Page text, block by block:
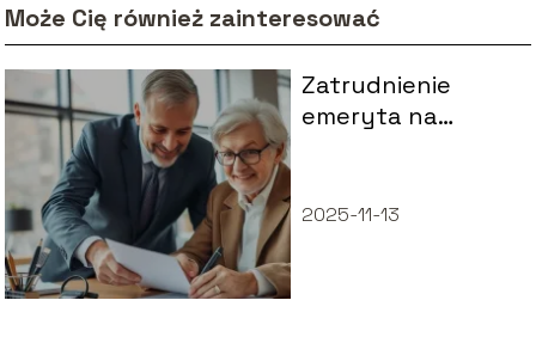
Może Cię również zainteresować
Zatrudnienie
emeryta na
wiedzieć?
2025-11-13